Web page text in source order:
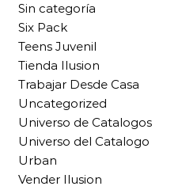
Sin categoría
Six Pack
Teens Juvenil
Tienda Ilusion
Trabajar Desde Casa
Uncategorized
Universo de Catalogos
Universo del Catalogo
Urban
Vender Ilusion